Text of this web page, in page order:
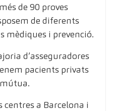
de 90 proves
de diferents
mèdiques i prevenció.
d’asseguradores
pacients privats
centres a Barcelona i